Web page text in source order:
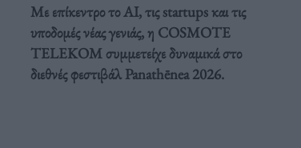
Με επίκεντρο το AI, τις startups και τις
υποδομές νέας γενιάς, η COSMOTE
TELEKOM συμμετείχε δυναμικά στο
διεθνές φεστιβάλ Panathēnea 2026.